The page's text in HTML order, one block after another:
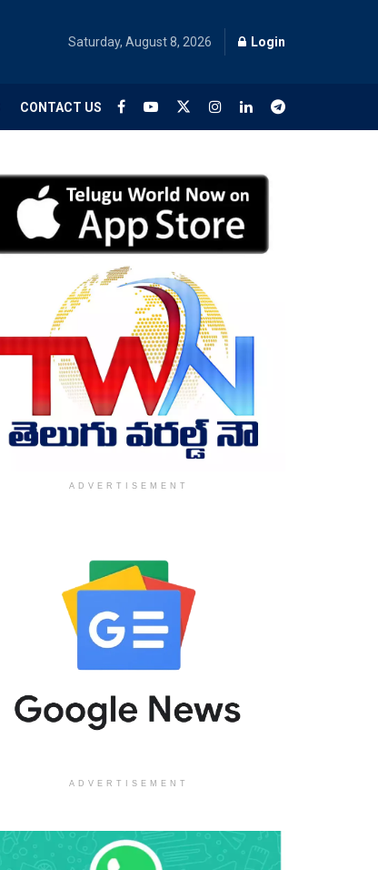
Saturday, August 8, 2026 Login
CONTACT US
ADVERTISEMENT
ADVERTISEMENT